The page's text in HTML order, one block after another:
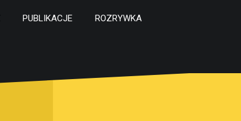
PUBLIKACJE ROZRYWKA